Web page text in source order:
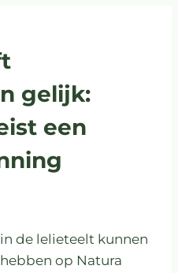
gelijk:
een
de lelieteelt kunnen
op Natura